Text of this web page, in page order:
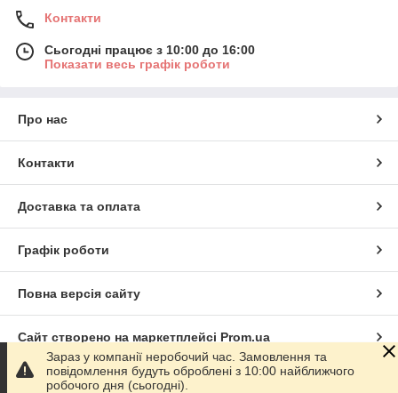
Контакти
Сьогодні працює з 10:00 до 16:00
Показати весь графік роботи
Про нас
Контакти
Доставка та оплата
Графік роботи
Повна версія сайту
Сайт створено на маркетплейсі Prom.ua
Політика конфіденційності
Зараз у компанії неробочий час. Замовлення та
повідомлення будуть оброблені з 10:00 найближчого
робочого дня (сьогодні).